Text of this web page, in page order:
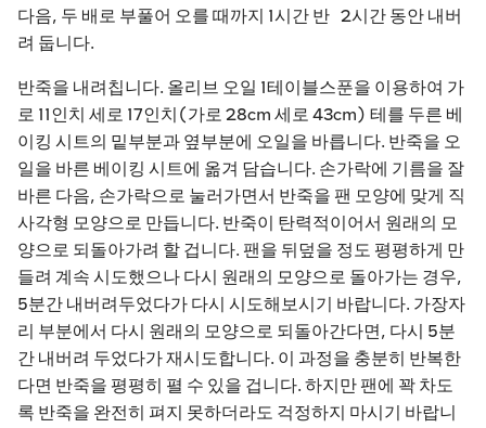
다음, 두 배로 부풀어 오를 때까지 1시간 반~2시간 동안 내버
려 둡니다.
반죽을 내려칩니다. 올리브 오일 1테이블스푼을 이용하여 가
로 11인치 세로 17인치(가로 28cm 세로 43cm) 테를 두른 베
이킹 시트의 밑부분과 옆부분에 오일을 바릅니다. 반죽을 오
일을 바른 베이킹 시트에 옮겨 담습니다. 손가락에 기름을 잘
바른 다음, 손가락으로 눌러가면서 반죽을 팬 모양에 맞게 직
사각형 모양으로 만듭니다. 반죽이 탄력적이어서 원래의 모
양으로 되돌아가려 할 겁니다. 팬을 뒤덮을 정도 평평하게 만
들려 계속 시도했으나 다시 원래의 모양으로 돌아가는 경우,
5분간 내버려두었다가 다시 시도해보시기 바랍니다. 가장자
리 부분에서 다시 원래의 모양으로 되돌아간다면, 다시 5분
간 내버려 두었다가 재시도합니다. 이 과정을 충분히 반복한
다면 반죽을 평평히 펼 수 있을 겁니다. 하지만 팬에 꽉 차도
록 반죽을 완전히 펴지 못하더라도 걱정하지 마시기 바랍니